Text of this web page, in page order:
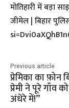
मोतिहारी में बड़ा
जीमेल | बिहार
Previous article
प्रेमिका का फ़ोन
प्रेमी ने पूरे गाँव
अंधेरे में!”